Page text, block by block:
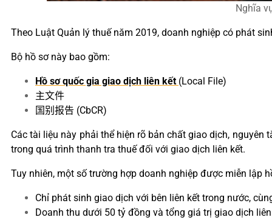
Nghĩa
Theo Luật Quản lý thuế năm 2019, doanh nghiệp có phát
Bộ hồ sơ này bao gồm:
Hồ sơ quốc gia giao dịch liên kết (Local File)
主文件
国别报告 (CbCR)
Các tài liệu này phải thể hiện rõ bản chất giao dịch,
trong quá trình thanh tra thuế đối với giao dịch liên kết.
Tuy nhiên, một số trường hợp doanh nghiệp được miễn lập
Chỉ phát sinh giao dịch với bên liên kết trong nước,
Doanh thu dưới 50 tỷ đồng và tổng giá trị giao dịch